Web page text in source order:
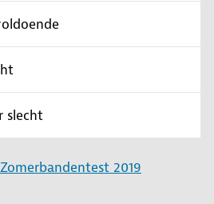
slecht
2019